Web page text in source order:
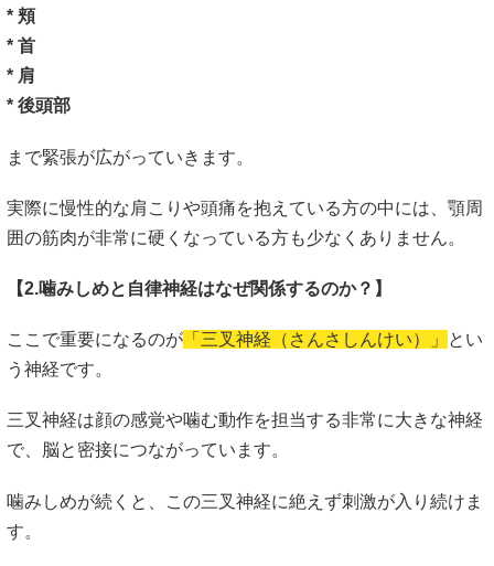
* 頬
* 首
* 肩
* 後頭部
まで緊張が広がっていきます。
実際に慢性的な肩こりや頭痛を抱えている方の中には、顎周
囲の筋肉が非常に硬くなっている方も少なくありません。
【2.噛みしめと自律神経はなぜ関係するのか？】
ここで重要になるのが 「三叉神経（さんさしんけい）」
とい
う神経です。
三叉神経は顔の感覚や噛む動作を担当する非常に大きな神経
で、脳と密接につながっています。
噛みしめが続くと、この三叉神経に絶えず刺激が入り続けま
す。